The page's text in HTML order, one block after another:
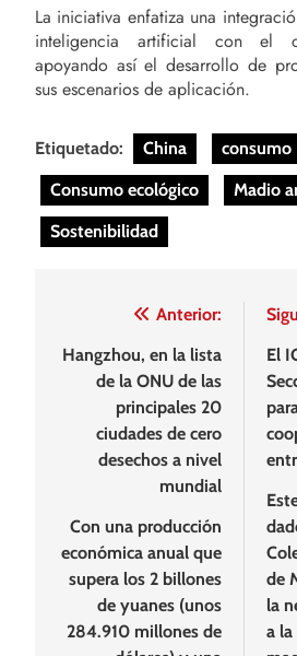
La iniciativa enfatiza una
inteligencia artificial con el
apoyando así el desarrollo de
sus escenarios de aplicación.
Etiquetado: China
consumo
Consumo ecológico
Madio
Sostenibilidad
Navegación
de
entradas
Anterior:
Hangzhou, en la lista
de la ONU de las
principales 20
ciudades de cero
desechos a nivel
mundial
Con una producción
económica anual que
supera los 2 billones
de yuanes (unos
284.910 millones de
El
de
la
a la